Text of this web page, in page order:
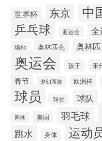
世界杯 东京 中
乒乓球 亚运会 全
场地 奥林匹克 奥林
奥运会 孩子 宋
春节 梦幻西游 欧洲杯
球员 球拍 球队
网球 美国 羽毛球
跳水 身体 运动